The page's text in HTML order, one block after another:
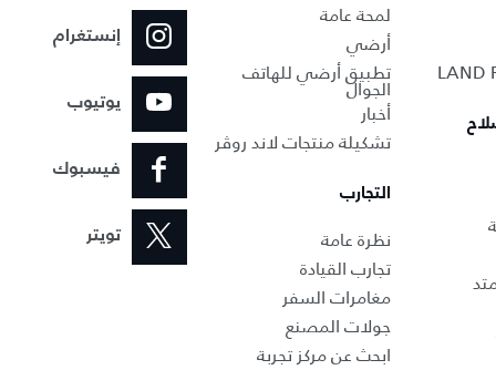
لمحة عامة
أرضي
تطبيق أرضي للهاتف
الجوال
أخبار
تشكيلة منتجات لاند روڤر
التجارب
نظرة عامة
تجارب القيادة
مغامرات السفر
جولات المصنع
ابحث عن مركز تجربة
إنستغرام
يوتيوب
فيسبوك
تويتر